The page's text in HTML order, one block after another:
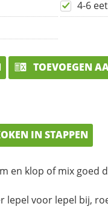
4-6
TOEVOEGEN
IN STAPPEN
en klop of mix goed
lepel voor lepel bij,